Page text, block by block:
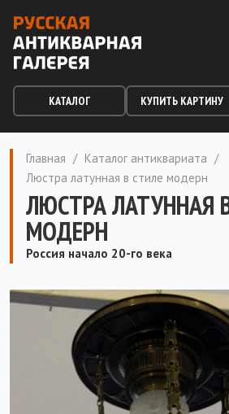
КАТАЛОГ КУПИТЬ КАРТИНУ
Главная / Каталог антиквариата /
Люстра латунная в стиле модерн
ЛЮСТРА ЛАТУННАЯ
МОДЕРН
Россия начало 20-го века